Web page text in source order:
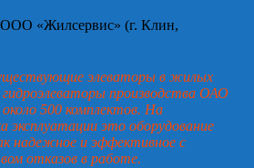
ООО «Жилсервис» (г. Клин,
элеваторы в жилых
производства ОАО
500 комплектов. На
эксплуатации это оборудование
надежное и эффективное с
отказов в работе.